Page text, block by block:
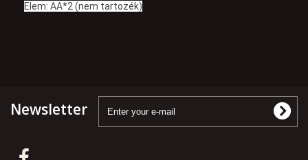
Elem: AA*2 (nem tartozék)
Newsletter